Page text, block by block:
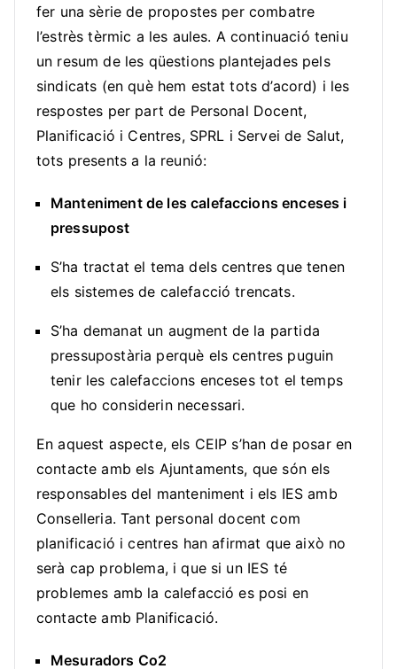
fer una sèrie de propostes per combatre
l’estrès tèrmic a les aules. A continuació teniu
un resum de les qüestions plantejades pels
sindicats (en què hem estat tots d’acord) i les
respostes per part de Personal Docent,
Planificació i Centres, SPRL i Servei de Salut,
tots presents a la reunió:
Manteniment de les calefaccions enceses i
pressupost
S’ha tractat el tema dels centres que tenen
els sistemes de calefacció trencats.
S’ha demanat un augment de la partida
pressupostària perquè els centres puguin
tenir les calefaccions enceses tot el temps
que ho considerin necessari.
En aquest aspecte, els CEIP s’han de posar en
contacte amb els Ajuntaments, que són els
responsables del manteniment i els IES amb
Conselleria. Tant personal docent com
planificació i centres han afirmat que això no
serà cap problema, i que si un IES té
problemes amb la calefacció es posi en
contacte amb Planificació.
Mesuradors Co2